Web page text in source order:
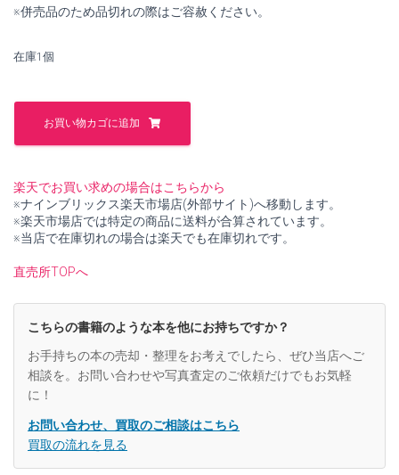
で
¥1,600
※併売品のため品切れの際はご容赦ください。
在庫1個
ガ
工
【中
古】
個
お買い物カゴに追加
楽天でお買い求めの場合はこちらから
※ナインブリックス楽天市場店(外部サイト)へ移動します。
※楽天市場店では特定の商品に送料が合算されています。
※当店で在庫切れの場合は楽天でも在庫切れです。
直売所TOPへ
こちらの書籍のような本を他にお持ちですか？
お手持ちの本の売却・整理をお考えでしたら、ぜひ当店へご
相談を。お問い合わせや写真査定のご依頼だけでもお気軽
に！
お問い合わせ、買取のご相談はこちら
買取の流れを見る